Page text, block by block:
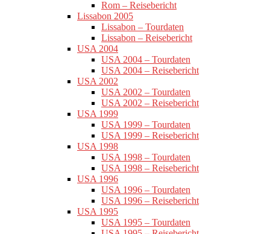
Rom – Reisebericht
Lissabon 2005
Lissabon – Tourdaten
Lissabon – Reisebericht
USA 2004
USA 2004 – Tourdaten
USA 2004 – Reisebericht
USA 2002
USA 2002 – Tourdaten
USA 2002 – Reisebericht
USA 1999
USA 1999 – Tourdaten
USA 1999 – Reisebericht
USA 1998
USA 1998 – Tourdaten
USA 1998 – Reisebericht
USA 1996
USA 1996 – Tourdaten
USA 1996 – Reisebericht
USA 1995
USA 1995 – Tourdaten